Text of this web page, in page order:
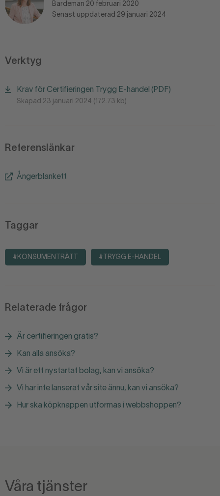
Bardeman 20 februari 2020
Senast uppdaterad 29 januari 2024
Verktyg
Krav för Certifieringen Trygg E-handel (PDF)
Skapad 23 januari 2024 (172.73 kb)
Referenslänkar
Ångerblankett
Taggar
#KONSUMENTRÄTT #TRYGG E-HANDEL
Relaterade frågor
Är certifieringen gratis?
Kan alla ansöka?
Vi är ett nystartat bolag, kan vi ansöka?
Vi har inte lanserat vår site ännu, kan vi ansöka?
Hur ska köpknappen utformas i webbshoppen?
Våra tjänster